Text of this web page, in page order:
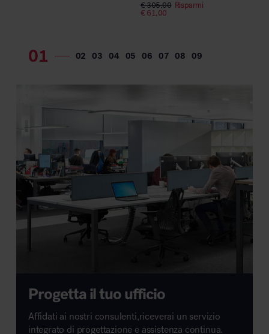
€305,00 Risparmi
€61,00
Progetta il tuo ufficio
Affidati ai nostri consulenti,riceverai un servizio
integrato di progettazione e assistenza continua.